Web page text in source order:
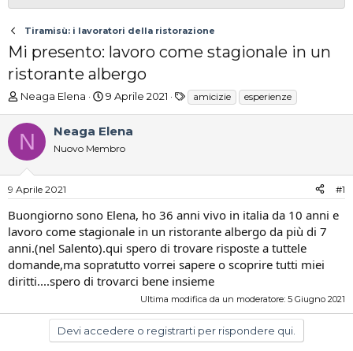
Tiramisù: i lavoratori della ristorazione
Mi presento: lavoro come stagionale in un
ristorante albergo
A
t
o
r
i
c
u
s
s
i
Neaga Elena
D
a
d
z
i
o
9 Aprile 2021
T amicizie esperienze
N Neaga Elena
Nuovo Membro
9 Aprile 2021 #1
Buongiorno sono Elena, ho 36 anni vivo in italia da 10 anni e
lavoro come stagionale in un ristorante albergo da più di 7
anni.(nel Salento).qui spero di trovare risposte a tuttele
domande,ma sopratutto vorrei sapere o scoprire tutti miei
diritti....spero di trovarci bene insieme
Ultima modifica da un moderatore: 5 Giugno 2021
Devi accedere o registrarti per rispondere qui.